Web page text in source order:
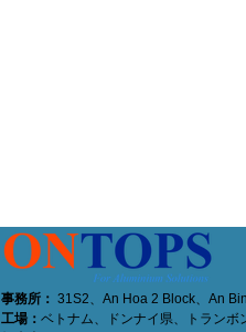
事務所： 31S2、An Hoa 2 Block、An
工場： ベトナム、ドンナイ県、トラン